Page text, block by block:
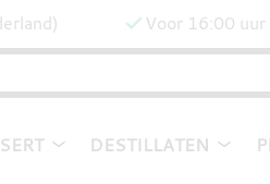
Voor 16:00 uur
DESTILLATEN